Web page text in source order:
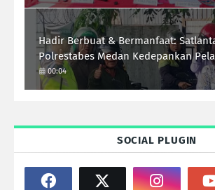
Hadir Berbuat & Bermanfaat:
Polrestabes Medan Kedepankan
Humanis Demi Lalu Lintas Aman
00:04
SOCIAL PLUGIN